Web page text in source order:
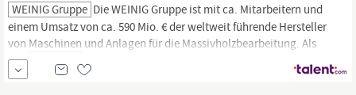
WEINIG Gruppe Die WEINIG Gruppe ist mit ca. Mitarbeitern und
einem Umsatz von ca. 590 Mio. € der weltweit führende Hersteller
von Maschinen und Anlagen für die Massivholzbearbeitung. Als
Komplettanbieter bietet die Unternehmensgruppe
Anlagen und Service im Bereich Massivholz- und